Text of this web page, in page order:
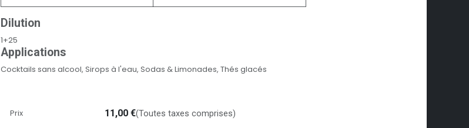
Dilution
1+25
Applications
Cocktails sans alcool, Sirops à l'eau, Sodas & Limonades, Thés glacés
Prix 11,00€(Toutes taxes comprises)